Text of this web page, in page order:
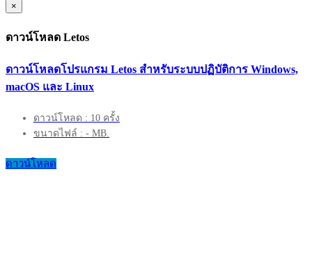
×
ดาวน์โหลด Letos
ดาวน์โหลดโปรแกรม Letos สำหรับระบบปฏิบัติการ Windows,
macOS และ Linux
ดาวน์โหลด : 10 ครั้ง
ขนาดไฟล์ : - MB.
ดาวน์โหลด